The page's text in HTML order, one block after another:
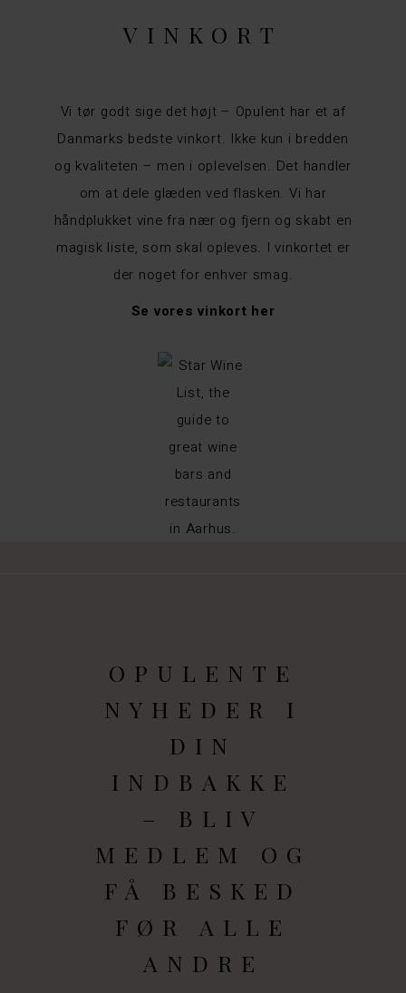
VINKORT
Vi tør godt sige det højt – Opulent har et af
Danmarks bedste vinkort. Ikke kun i bredden
og kvaliteten – men i oplevelsen. Det handler
om at dele glæden ved flasken. Vi har
håndplukket vine fra nær og fjern og skabt en
magisk liste, som skal opleves. I vinkortet er
der noget for enhver smag.
Se vores vinkort her
OPULENTE
NYHEDER I
DIN
INDBAKKE
– BLIV
MEDLEM OG
FÅ BESKED
FØR ALLE
ANDRE